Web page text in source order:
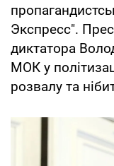
Экспресс".
диктатора
МОК у
розвалу та